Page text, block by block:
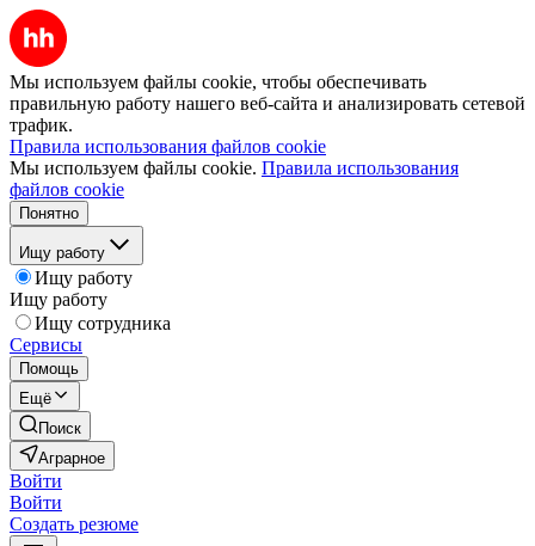
Мы используем файлы cookie, чтобы обеспечивать
правильную работу нашего веб-сайта и анализировать сетевой
трафик.
Правила использования файлов cookie
Мы используем файлы cookie. Правила использования
файлов cookie
Понятно
Ищу работу
Ищу работу
Ищу работу
Ищу сотрудника
Сервисы
Помощь
Ещё
Поиск
Аграрное
Войти
Войти
Создать резюме